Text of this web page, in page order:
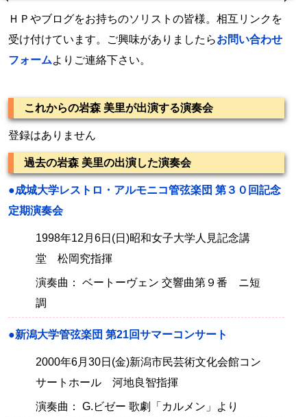
ＨＰやブログをお持ちのソリストの皆様。相互リンクを
受け付けています。ご興味がありましたらお問い合わせ
フォームよりご連絡下さい。
これからの岩森 美里が出演する演奏会
登録はありません
過去の岩森 美里の出演した演奏会
●成城大学レストロ・アルモニコ管弦楽団 第３０回記念
定期演奏会
1998年12月6日(日)昭和女子大学人見記念講
堂 松岡究指揮
演奏曲： ベートーヴェン 交響曲第９番 ニ短
調
●新潟大学管弦楽団 第21回サマーコンサート
2000年6月30日(金)新潟市民芸術文化会館コン
サートホール 河地良智指揮
演奏曲： G.ビゼー 歌劇「カルメン」より